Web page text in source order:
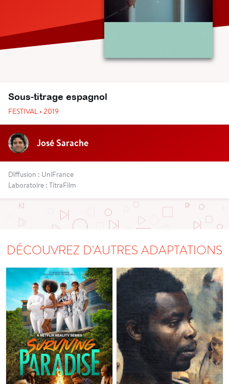
Sous-titrage espagnol
FESTIVAL • 2019
José Sarache
Diffusion : UniFrance
Laboratoire : TitraFilm
DÉCOUVREZ D'AUTRES ADAPTATIONS